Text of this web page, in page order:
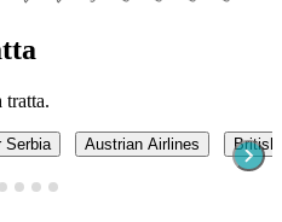
tratta.
Serbia Austrian Airlines